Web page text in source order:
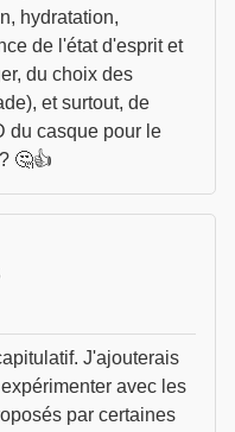
hydratation,
de l'état d'esprit et
du choix des
et surtout, de
du casque pour le
🤔👍
J'ajouterais
avec les
par certaines